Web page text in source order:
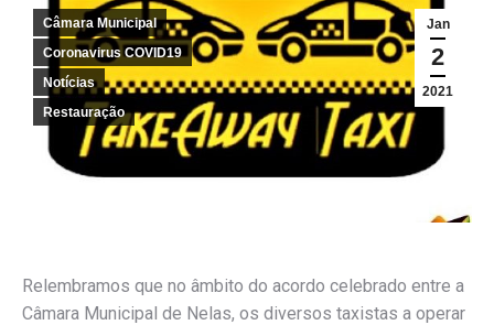
Jan
2
2021
Câmara Municipal
Coronavirus COVID19
Notícias
Restauração
Relembramos que no âmbito do acordo celebrado entre a
Câmara Municipal de Nelas, os diversos taxistas a operar